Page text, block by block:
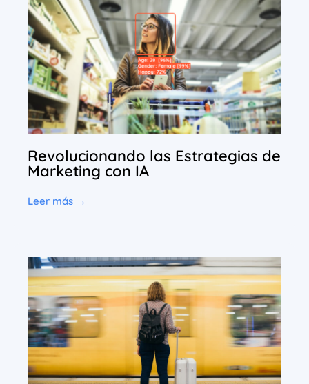
Revolucionando las Estrategias de
Marketing con IA
Leer más →